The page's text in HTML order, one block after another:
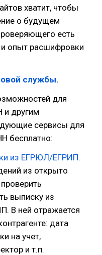
хватит, чтобы
о будущем
есть
опыт расшифровки
службы.
для
и другим
сервисы для
бесплатно:
из ЕГРЮЛ/ЕГРИП.
из открыто
выписку из
В ней отражается
дата
на учет,
и т.п.